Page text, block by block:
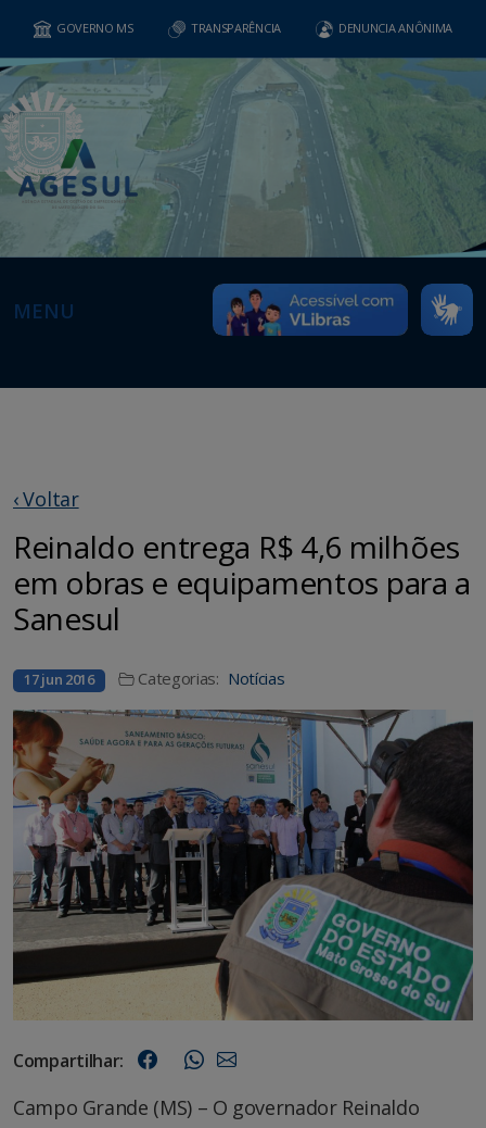
GOVERNO MS TRANSPARÊNCIA DENUNCIA ANÔNIMA
MENU
‹ Voltar
Reinaldo entrega R$ 4,6 milhões
em obras e equipamentos para a
Sanesul
17 jun 2016 Categorias: Notícias
Compartilhar:
Campo Grande (MS) – O governador Reinaldo